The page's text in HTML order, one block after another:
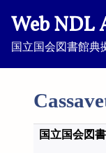
Web NDL
国立国会図書館典
国立国会図